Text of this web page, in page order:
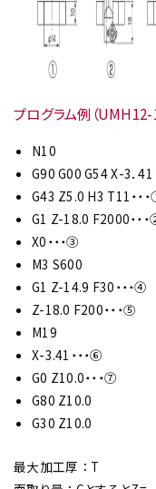
プログラム例（UMH12-
N10
G90 G00 G54 X-3．
G43 Z5.0 H3 T11・・
G1 Z-18.0 F2000・・
X0・・・③
M3 S600
G1 Z-14.9 F30・・・④
Z-18.0 F200・・・⑤
M19
X-3.41・・・⑥
G0 Z10.0・・・⑦
G80 Z10.0
G30 Z10.0
最大加工厚 ： T